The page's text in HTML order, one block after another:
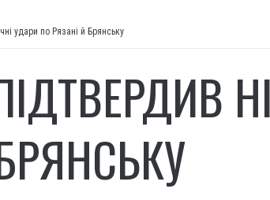
удари по Рязані й Брянську